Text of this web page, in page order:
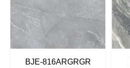
BJE-816ARGRGR